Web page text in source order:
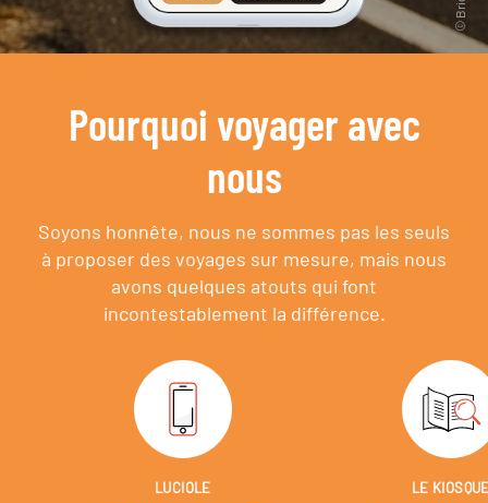
Pourquoi voyager avec
nous
Soyons honnête, nous ne sommes pas les seuls
à proposer des voyages sur mesure, mais nous
avons quelques atouts qui font
incontestablement la différence.
LUCIOLE
LE